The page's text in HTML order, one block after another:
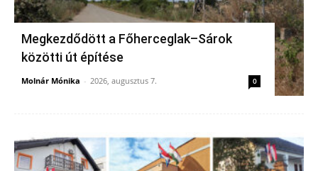
Megkezdődött a Főherceglak–Sárok
közötti út építése
Molnár Mónika - 2026, augusztus 7. 0